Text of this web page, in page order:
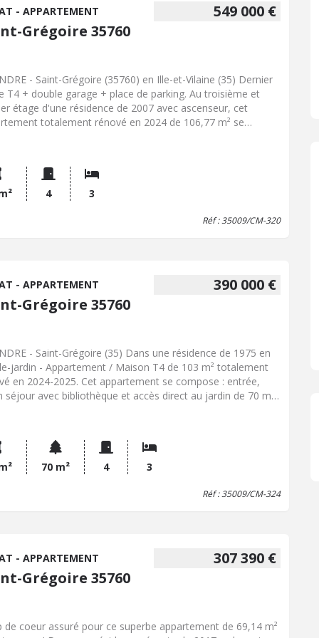
549 000 €
- APPARTEMENT
Grégoire 35760
- Saint-Grégoire (35760) en Ille-et-Vilaine (35) Dernier
T4 + double garage + place de parking. Au troisième et
étage d'une résidence de 2007 avec ascenseur, cet
totalement rénové en 2024 de 106,77 m² se
salon séjour exposé SUD avec terrasse filante, cuisine
ouverte avec baie d'atelier. Terrasse de 33 m² filante. Triple
visiophone, chauffage collectif mais individualisé,
notre office notarial pour obtenir de plus amples
4 3
Réf : 35009/CM-320
390 000 €
- APPARTEMENT
Grégoire 35760
- Saint-Grégoire (35) Dans une résidence de 1975 en
jardin - Appartement / Maison T4 de 103 m² totalement
en 2024-2025. Cet appartement se compose : entrée,
séjour avec bibliothèque et accès direct au jardin de 70 m²
chambres, dégagement. L'exposition Est et SUD. - Très bon
général, terrasse et jardin privatif avec belle végétation,
PMR, débarras extérieurs, double vitrage, volets
d'un environnement verdoyant et calme.
70 m² 4 3
Réf : 35009/CM-324
307 390 €
- APPARTEMENT
Grégoire 35760
de coeur assuré pour ce superbe appartement de 69,14 m²